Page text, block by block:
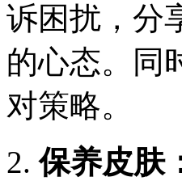
诉困扰，分
的心态。同
对策略。
2.保养皮肤